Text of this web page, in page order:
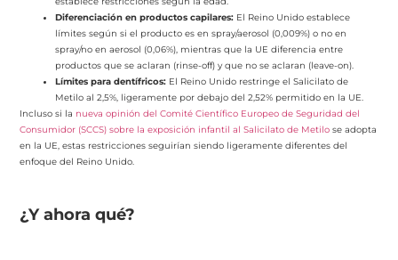
Diferenciación en productos capilares: El Reino Unido establece
límites según si el producto es en spray/aerosol (0,009%) o no en
spray/no en aerosol (0,06%), mientras que la UE diferencia entre
productos que se aclaran (rinse-off) y que no se aclaran (leave-on).
Límites para dentífricos: El Reino Unido restringe el Salicilato de
Metilo al 2,5%, ligeramente por debajo del 2,52% permitido en la UE.
Incluso si la nueva opinión del Comité Científico Europeo de Seguridad del
Consumidor (SCCS) sobre la exposición infantil al Salicilato de Metilo se adopta
en la UE, estas restricciones seguirían siendo ligeramente diferentes del
enfoque del Reino Unido.
¿Y ahora qué?